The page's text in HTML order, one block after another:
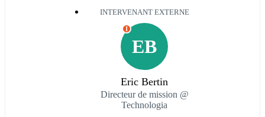
INTERVENANT EXTERNE
EB
I
Eric Bertin
Directeur de mission @
Technologia